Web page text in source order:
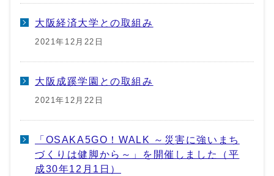
大阪経済大学との取組み
2021年12月22日
大阪成蹊学園との取組み
2021年12月22日
「OSAKA5GO！WALK ～災害に強いまち
づくりは健脚から～」を開催しました（平
成30年12月1日）